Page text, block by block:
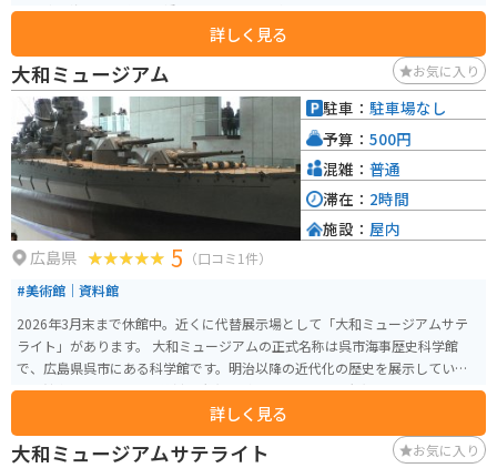
には青い海と空、朱色の橋のコントラストが映えるフォトスポットとしても
海、橋が織りなす景観は格別です。園内にはトイレや自販機、約190台分の無
料駐車場が整備されており、車やバイクでのアクセスも便利で、ツーリング
途中の立ち寄りにも最適です。夕暮れ時には海峡に沈む夕日が橋と海に映
え、ロマンチックな時間を楽しめます。
詳しく見る
大和ミュージアム お気に入り
広島県 5 （口コミ1件）
#美術館｜資料館
2026年3月末まで休館中。近くに代替展示場として「大和ミュージアムサテ
ライト」があります。 大和ミュージアムの正式名称は呉市海事歴史科学館
で、広島県呉市にある科学館です。明治以降の近代化の歴史を展示していま
す。館内には、10分の1戦艦「大和」が展示されており大和ミュージアムとし
て親しまれています。その他零式艦上戦闘機や人間魚雷「回天」などすべて
本物が展示されています。戦争の歴史を感じることが出来る科学館となって
います。
詳しく見る
駐車： 駐車場なし
予算： 500円
混雑： 普通
滞在： 2時間
施設： 屋内
大和ミュージアムサテライト お気に入り